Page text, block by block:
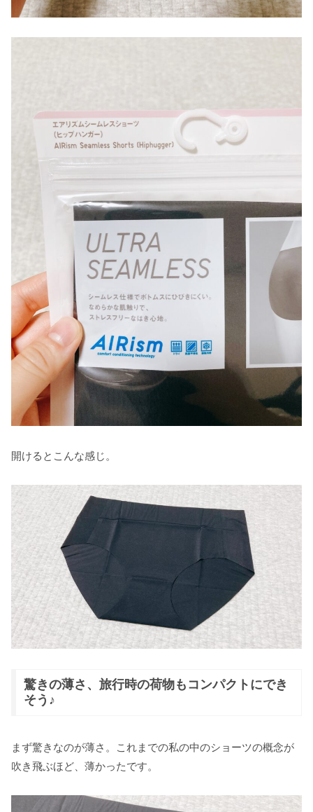
開けるとこんな感じ。
驚きの薄さ、旅行時の荷物もコンパクトにでき
そう♪
まず驚きなのが薄さ。これまでの私の中のショーツの概念が
吹き飛ぶほど、薄かったです。